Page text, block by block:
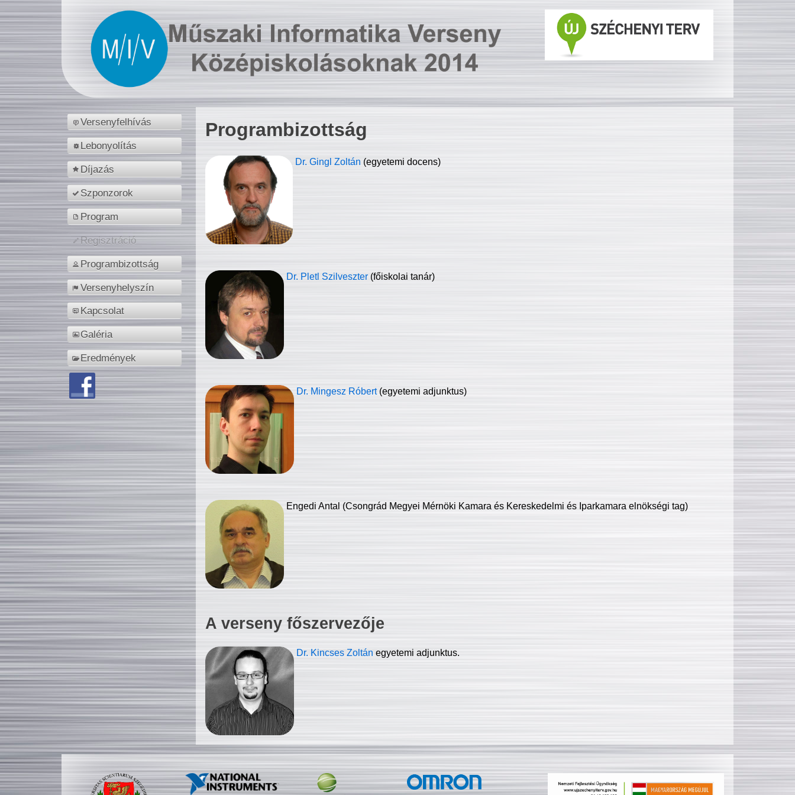
Versenyfelhívás
Lebonyolítás
Díjazás
Szponzorok
Program
Regisztráció
Programbizottság
Versenyhelyszín
Kapcsolat
Galéria
Eredmények
Programbizottság
Dr. Gingl Zoltán (egyetemi docens)
Dr. Pletl Szilveszter (főiskolai tanár)
Dr. Mingesz Róbert (egyetemi adjunktus)
Engedi Antal (Csongrád Megyei Mérnöki Kamara és Kereskedelmi és Iparkamara elnökségi tag)
A verseny főszervezője
Dr. Kincses Zoltán egyetemi adjunktus.